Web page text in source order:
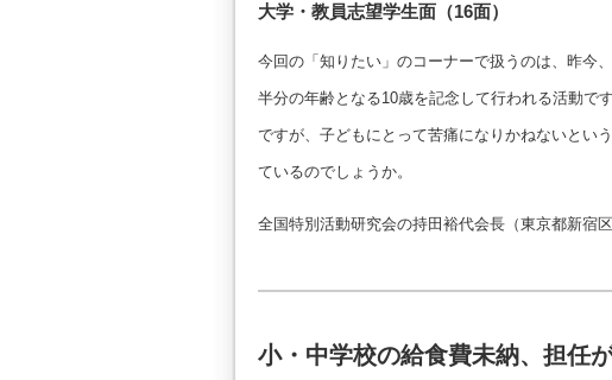
大学・教員志望学生面（16面）
今回の「知りたい」のコーナーで扱うのは、昨今
半分の年齢となる10歳を記念して行われる活動で
ですが、子どもにとって苦痛になりかねないとい
ているのでしょうか。
全国特別活動研究会の持田裕代会長（東京都新宿
小・中学校の給食費未納、担任